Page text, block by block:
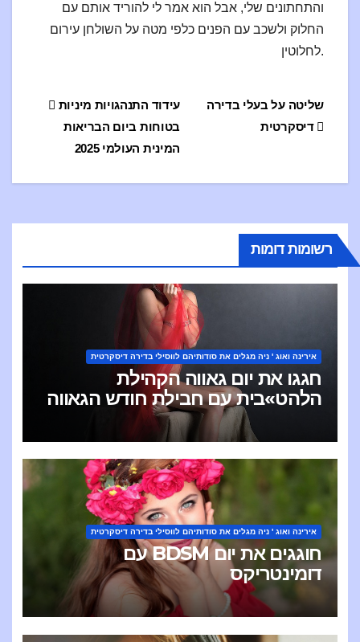
והתחתונים שלי, אבל הוא אמר לי להוריד אותם עם
החלוק ולשכב עם הפנים כלפי מטה על השולחן עירום
לחלוטין.
שליטה על בעלי בדירה
דיסקרטית
בטוחות ביום הבריאות
המינית העולמי 2025
רשומות דומות
אירינה ואוג ' ניה מגלים את סודותיהם לווסילי בדירה דיסקרטית
חגגו את יום גאווה הקהילת
הלהט»בית עם חבילת חודש הגאווה
אירינה ואוג ' ניה מגלים את סודותיהם לווסילי בדירה דיסקרטית
חוגגים את יום BDSM עם
דומינטריקס